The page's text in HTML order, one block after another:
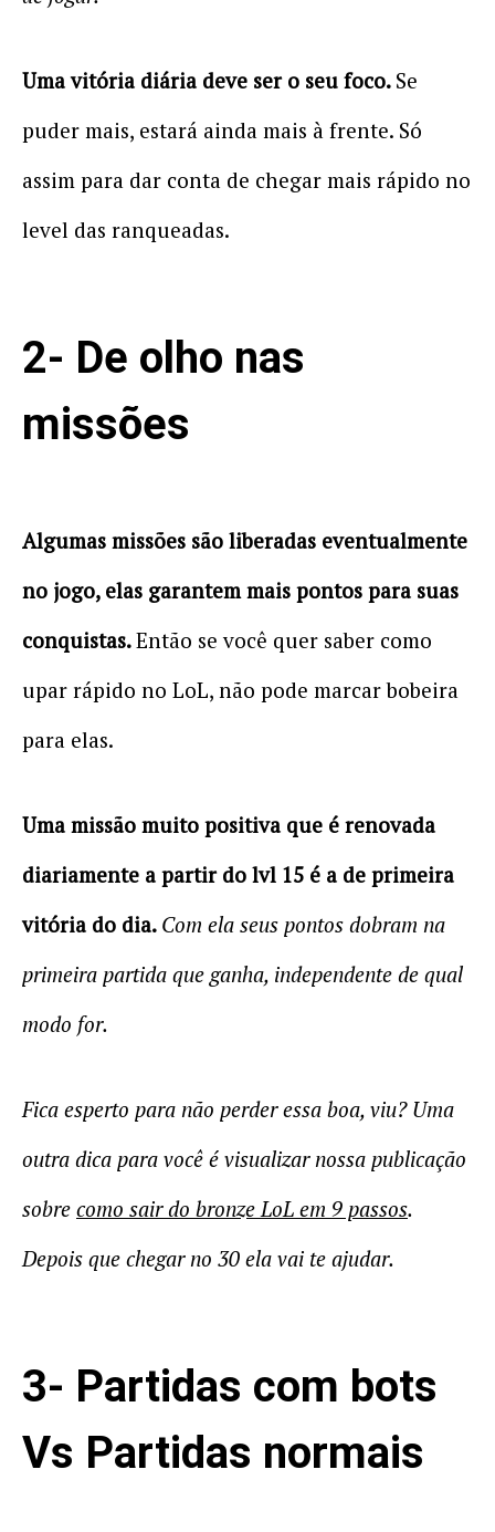
Uma vitória diária deve ser o seu foco. Se
puder mais, estará ainda mais à frente. Só
assim para dar conta de chegar mais rápido no
level das ranqueadas.
2- De olho nas
missões
Algumas missões são liberadas eventualmente
no jogo, elas garantem mais pontos para suas
conquistas.Então se você quer saber como
upar rápido no LoL, não pode marcar bobeira
para elas.
Uma missão muito positiva que é renovada
diariamente a partir do lvl 15 é a de primeira
vitória do dia. Com ela seus pontos dobram na
primeira partida que ganha, independente de qual
modo for.
Fica esperto para não perder essa boa, viu? Uma
outra dica para você é visualizar nossa publicação
sobre como sair do bronze LoL em 9 passos.
Depois que chegar no 30 ela vai te ajudar.
3- Partidas com bots
Vs Partidas normais